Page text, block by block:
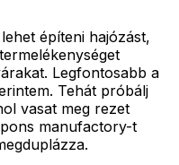
építeni hajózást,
Legfontosabb a
Tehát próbálj
vasat meg rezet
manufactory-t